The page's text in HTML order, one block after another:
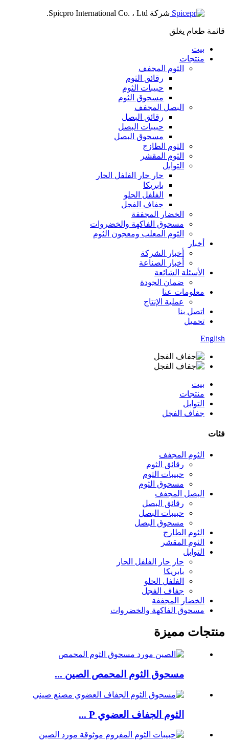
شركة Spicpro International Co. ، Ltd.
قائمة طعام يغلق
بيت
منتجات
الثوم المجفف
رقائق الثوم
حبيبات الثوم
مسحوق الثوم
البصل المجفف
رقائق البصل
حبيبات البصل
مسحوق البصل
الثوم الطازج
الثوم المقشر
التوابل
حار حار الفلفل الحار
بابريكا
الفلفل الحلو
جفاف الفجل
الخضار المجففة
مسحوق الفاكهة والخضروات
الثوم المعلب ومعجون الثوم
أخبار
أخبار الشركة
أخبار الصناعة
الأسئلة الشائعة
ضمان الجودة
معلومات عنا
عملية الإنتاج
اتصل بنا
تحميل
English
بيت
منتجات
التوابل
جفاف الفجل
فئات
الثوم المجفف
رقائق الثوم
حبيبات الثوم
مسحوق الثوم
البصل المجفف
رقائق البصل
حبيبات البصل
مسحوق البصل
الثوم الطازج
الثوم المقشر
التوابل
حار حار الفلفل الحار
بابريكا
الفلفل الحلو
جفاف الفجل
الخضار المجففة
مسحوق الفاكهة والخضروات
منتجات مميزة
مسحوق الثوم المحمص الصين ...
الثوم الجفاف العضوي P ...